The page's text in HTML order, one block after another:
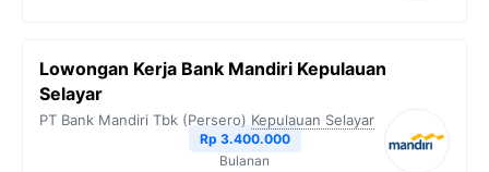
Lowongan Kerja Bank Mandiri Kepulauan
Selayar
PT Bank Mandiri Tbk (Persero) Kepulauan Selayar
Rp 3.400.000
Bulanan